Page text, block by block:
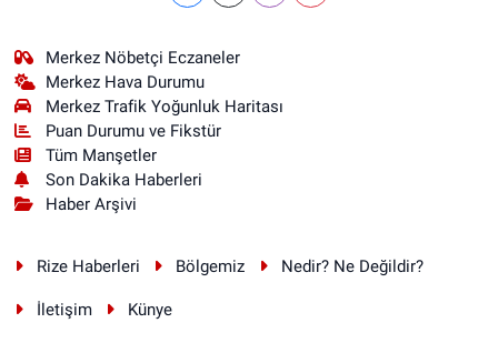
Merkez Nöbetçi Eczaneler
Merkez Hava Durumu
Merkez Trafik Yoğunluk Haritası
Puan Durumu ve Fikstür
Tüm Manşetler
Son Dakika Haberleri
Haber Arşivi
Rize Haberleri Bölgemiz Nedir? Ne Değildir?
İletişim Künye